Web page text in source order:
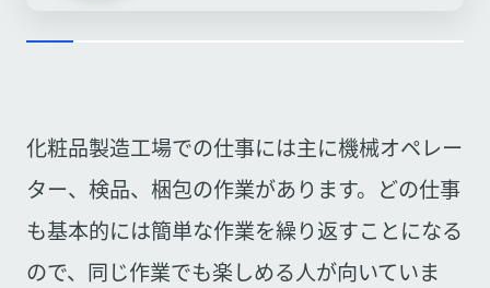
化粧品製造工場での仕事には主に機械オペレー
ター、検品、梱包の作業があります。どの仕事
も基本的には簡単な作業を繰り返すことになる
ので、同じ作業でも楽しめる人が向いていま